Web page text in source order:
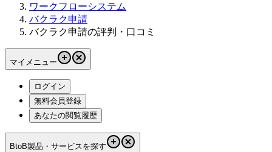
ワークフローシステム
バクラク申請
バクラク申請の評判・口コミ
マイメニュー
ログイン
無料会員登録
あなたの閲覧履歴
BtoB製品・サービスを探す